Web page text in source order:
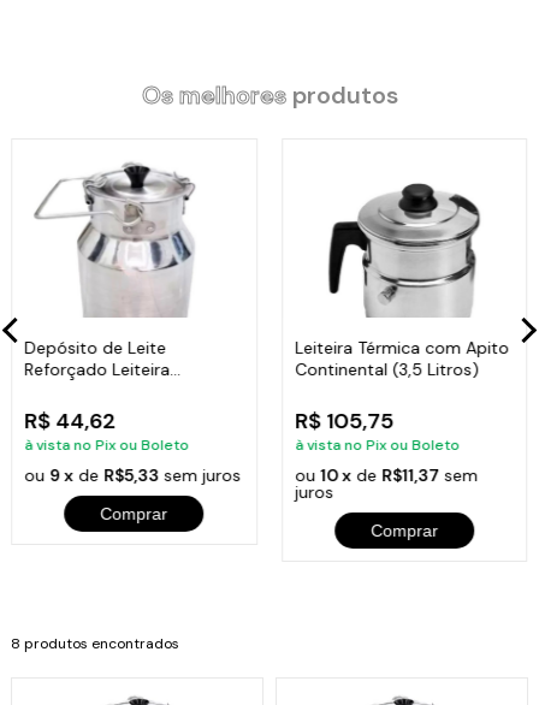
Os melhoresprodutos
Depósito de Leite
Reforçado Leiteira
R$ 44,62
à vista no Pix ou Boleto
ou 9 x de R$5,33 sem juros
Comprar
Leiteira Térmica com Apito
Continental (3,5 Litros)
R$ 105,75
à vista no Pix ou Boleto
ou 10 x de R$11,37 sem
juros
Comprar
8 produtos encontrados